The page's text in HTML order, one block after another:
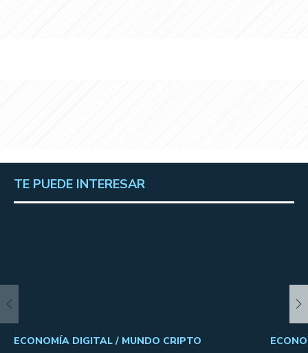
TE PUEDE INTERESAR
ECONOMÍA DIGITAL / MUNDO CRIPTO